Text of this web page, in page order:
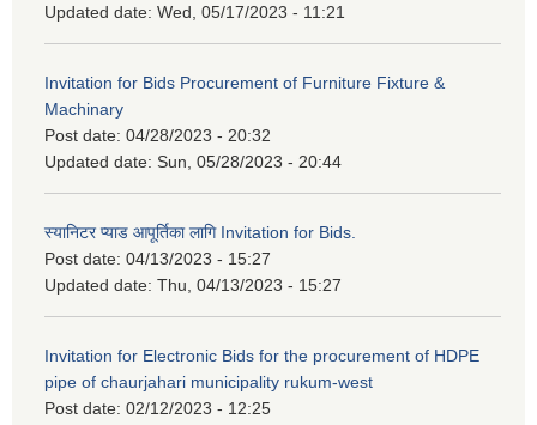
Updated date: Wed, 05/17/2023 - 11:21
Invitation for Bids Procurement of Furniture Fixture &
Machinary
Post date: 04/28/2023 - 20:32
Updated date: Sun, 05/28/2023 - 20:44
स्यानिटर प्याड आपूर्तिका लागि Invitation for Bids.
Post date: 04/13/2023 - 15:27
Updated date: Thu, 04/13/2023 - 15:27
Invitation for Electronic Bids for the procurement of HDPE
pipe of chaurjahari municipality rukum-west
Post date: 02/12/2023 - 12:25